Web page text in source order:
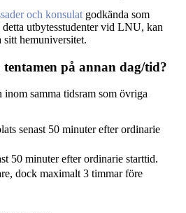
och konsulat godkända som
detta utbytesstudenter vid LNU, kan
sitt hemuniversitet.
på annan dag/tid?
inom samma tidsram som övriga
senast 50 minuter efter ordinarie
50 minuter efter ordinarie starttid.
dock maximalt 3 timmar före